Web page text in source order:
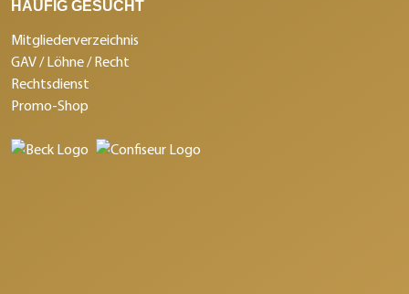
HÄUFIG GESUCHT
Mitgliederverzeichnis
GAV / Löhne / Recht
Rechtsdienst
Promo-Shop